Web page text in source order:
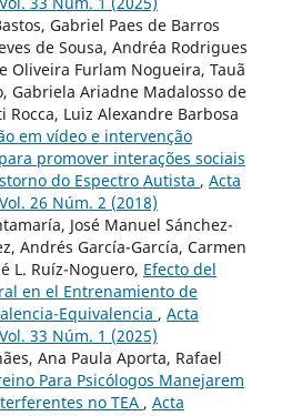
Gabriel Paes de Barros
de Sousa, Andréa Rodrigues
Oliveira Furlam Nogueira, Tauã
Gabriela Ariadne Madalosso de
Rocca, Luiz Alexandre Barbosa
em vídeo e intervenção
promover interações sociais
do Espectro Autista , Acta
26 Núm. 2 (2018)
José Manuel Sánchez-
Andrés García-García, Carmen
L. Ruíz-Noguero, Efecto del
en el Entrenamiento de
Equivalencia , Acta
33 Núm. 1 (2025)
Ana Paula Aporta, Rafael
Para Psicólogos Manejarem
no TEA , Acta